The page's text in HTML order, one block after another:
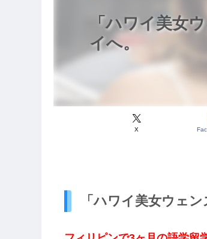
「ハワイ美女
イへ。
X
「ハワイ美女ウェ